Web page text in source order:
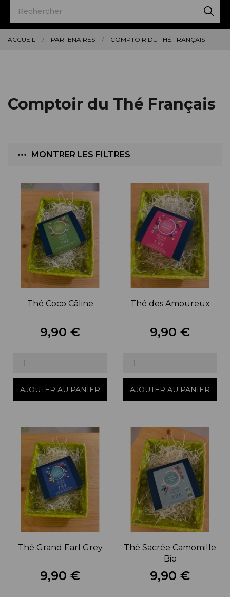
ACCUEIL PARTENAIRES COMPTOIR DU THÉ FRANÇAIS
Comptoir du Thé Français
MONTRER LES FILTRES
Thé Coco Câline
9,90 €
AJOUTER AU PANIER
Thé des Amoureux
9,90 €
AJOUTER AU PANIER
Thé Grand Earl Grey
9,90 €
Thé Sacrée Camomille
Bio
9,90 €